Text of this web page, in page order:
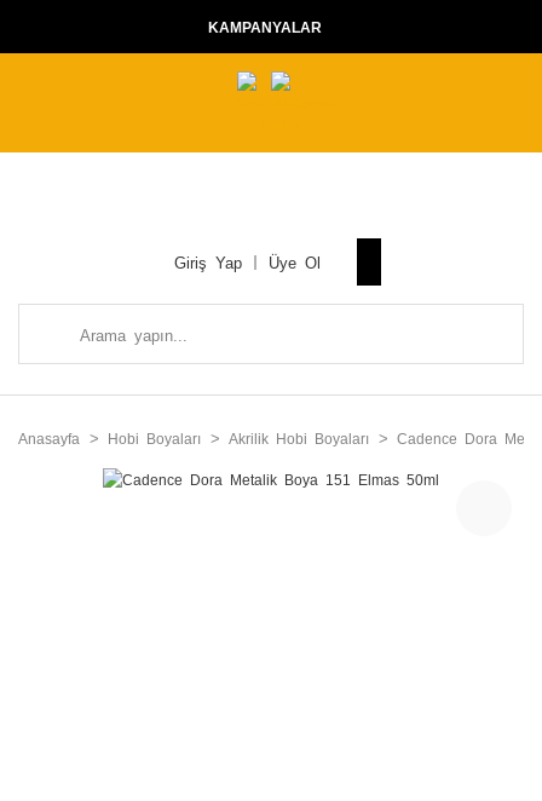
KAMPANYALAR
Giriş Yap Üye Ol
Anasayfa Hobi Boyaları Akrilik Hobi Boyaları Cadence Dora